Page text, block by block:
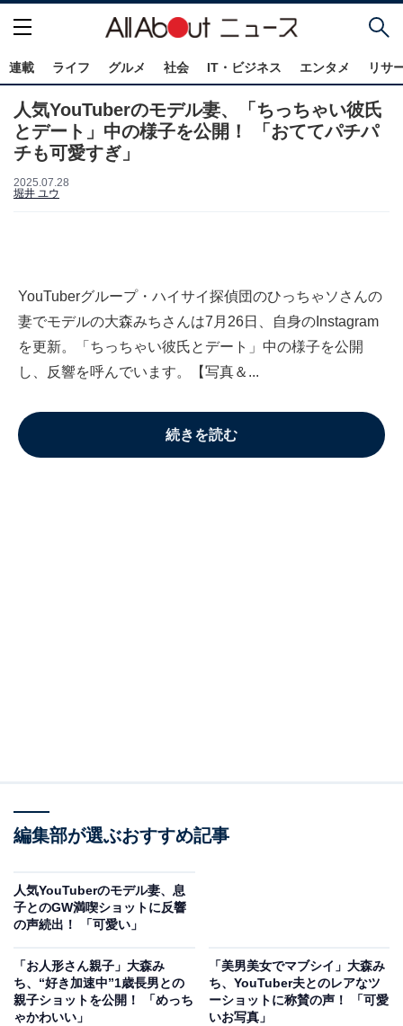
連載 ライフ グルメ 社会 IT・ビジネス エンタメ リサ
人気YouTuberのモデル妻、「ちっちゃい彼氏
とデート」中の様子を公開！ 「おててパチパ
チも可愛すぎ」
2025.07.28
堀井 ユウ
YouTuberグループ・ハイサイ探偵団のひっちゃソさんの
妻でモデルの大森みちさんは7月26日、自身のInstagram
を更新。「ちっちゃい彼氏とデート」中の様子を公開
し、反響を呼んでいます。【写真＆...
続きを読む
編集部が選ぶおすすめ記事
人気YouTuberのモデル妻、息
子とのGW満喫ショットに反響
の声続出！ 「可愛い」
「お人形さん親子」大森み
ち、“好き加速中”1歳長男との
親子ショットを公開！ 「めっち
ゃかわいい」
「美男美女でマブシイ」大森み
ち、YouTuber夫とのレアなツ
ーショットに称賛の声！ 「可愛
いお写真」